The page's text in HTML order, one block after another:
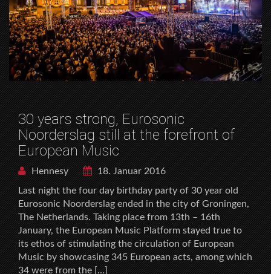
30 years strong, Eurosonic
Noorderslag still at the forefront of
European Music
Hennesy
18. Januar 2016
Last night the four day birthday party of 30 year old
Eurosonic Noorderslag ended in the city of Groningen,
The Netherlands. Taking place from 13th – 16th
January, the European Music Platform stayed true to
its ethos of stimulating the circulation of European
Music by showcasing 345 European acts, among which
34 were from the […]